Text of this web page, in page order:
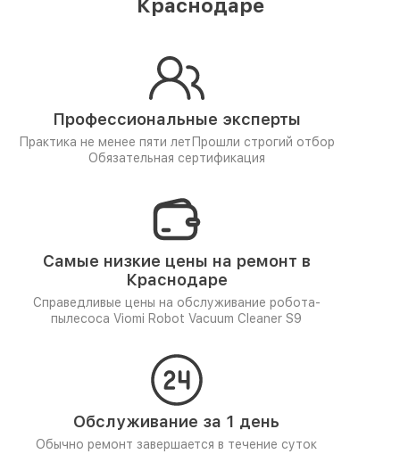
Краснодаре
Профессиональные эксперты
Практика не менее пяти лет Прошли строгий отбор
Обязательная сертификация
Самые низкие цены на ремонт в
Краснодаре
Справедливые цены на обслуживание робота-
пылесоса Viomi Robot Vacuum Cleaner S9
Обслуживание за 1 день
Обычно ремонт завершается в течение суток